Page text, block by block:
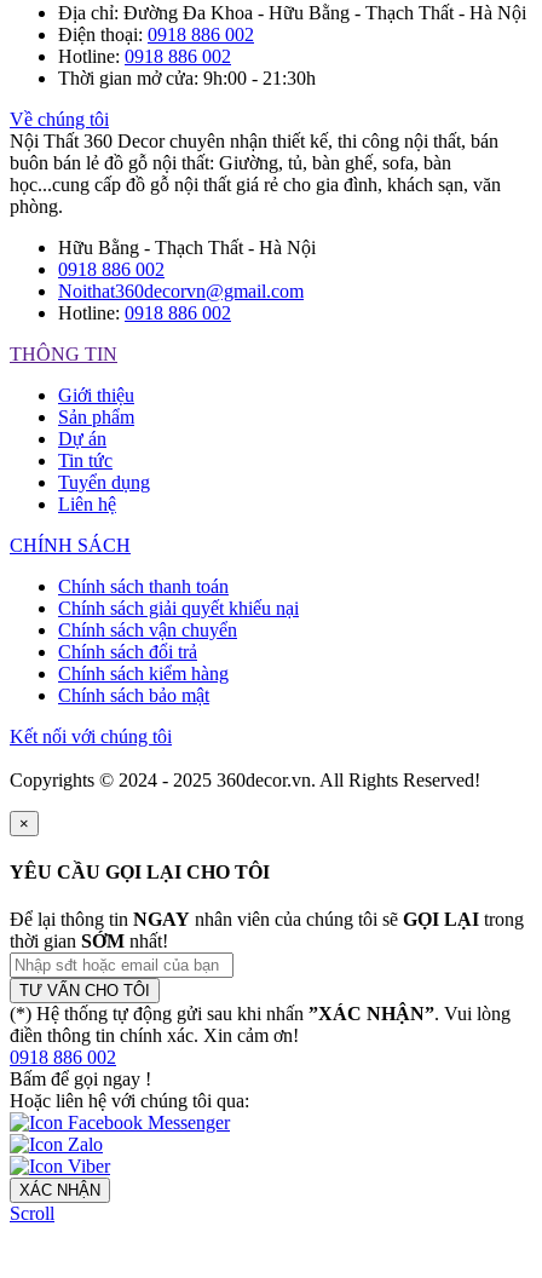
Địa chỉ: Đường Đa Khoa - Hữu Bằng - Thạch Thất - Hà Nội
Điện thoại: 0918 886 002
Hotline: 0918 886 002
Thời gian mở cửa: 9h:00 - 21:30h
Về chúng tôi
Nội Thất 360 Decor chuyên nhận thiết kế, thi công nội thất, bán
buôn bán lẻ đồ gỗ nội thất: Giường, tủ, bàn ghế, sofa, bàn
học...cung cấp đồ gỗ nội thất giá rẻ cho gia đình, khách sạn, văn
phòng.
Hữu Bằng - Thạch Thất - Hà Nội
0918 886 002
Noithat360decorvn@gmail.com
Hotline: 0918 886 002
THÔNG TIN
Giới thiệu
Sản phẩm
Dự án
Tin tức
Tuyển dụng
Liên hệ
CHÍNH SÁCH
Chính sách thanh toán
Chính sách giải quyết khiếu nại
Chính sách vận chuyển
Chính sách đổi trả
Chính sách kiểm hàng
Chính sách bảo mật
Kết nối với chúng tôi
Copyrights © 2024 - 2025 360decor.vn. All Rights Reserved!
×
YÊU CẦU GỌI LẠI CHO TÔI
Để lại thông tin NGAY nhân viên của chúng tôi sẽ GỌI LẠI trong
thời gian SỚM nhất!
TƯ VẤN CHO TÔI
(*) Hệ thống tự động gửi sau khi nhấn ”XÁC NHẬN”. Vui lòng
điền thông tin chính xác. Xin cảm ơn!
0918 886 002
Bấm để gọi ngay !
Hoặc liên hệ với chúng tôi qua:
XÁC NHẬN
Scroll